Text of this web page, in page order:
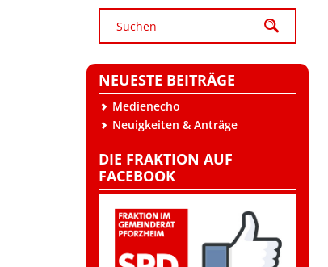
NEUESTE BEITRÄGE
Medienecho
Neuigkeiten & Anträge
DIE FRAKTION AUF
FACEBOOK